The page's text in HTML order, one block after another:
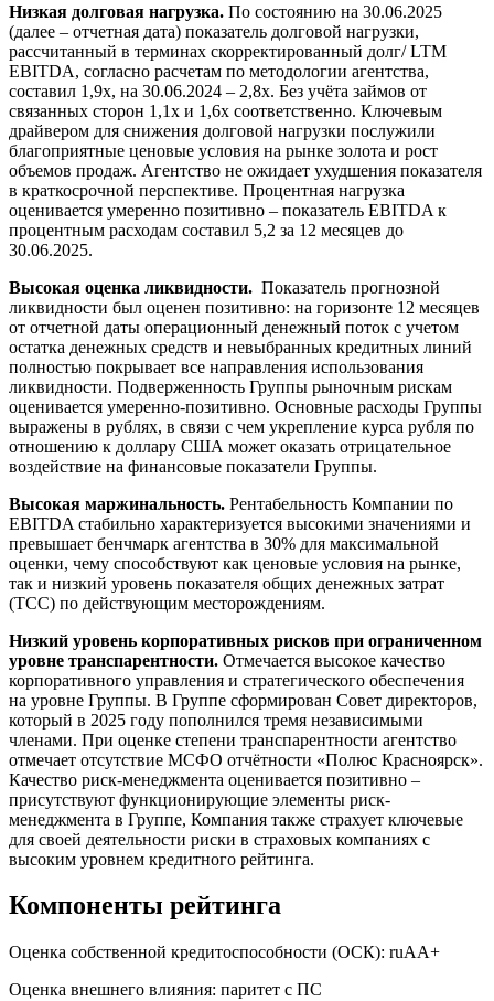
Низкая долговая нагрузка. По состоянию на 30.06.2025
(далее – отчетная дата) показатель долговой нагрузки,
рассчитанный в терминах скорректированный долг/ LTM
EBITDA, согласно расчетам по методологии агентства,
составил 1,9x, на 30.06.2024 – 2,8x. Без учёта займов от
связанных сторон 1,1x и 1,6x соответственно. Ключевым
драйвером для снижения долговой нагрузки послужили
благоприятные ценовые условия на рынке золота и рост
объемов продаж. Агентство не ожидает ухудшения показателя
в краткосрочной перспективе. Процентная нагрузка
оценивается умеренно позитивно – показатель EBITDA к
процентным расходам составил 5,2 за 12 месяцев до
30.06.2025.
Высокая оценка ликвидности. Показатель прогнозной
ликвидности был оценен позитивно: на горизонте 12 месяцев
от отчетной даты операционный денежный поток с учетом
остатка денежных средств и невыбранных кредитных линий
полностью покрывает все направления использования
ликвидности. Подверженность Группы рыночным рискам
оценивается умеренно-позитивно. Основные расходы Группы
выражены в рублях, в связи с чем укрепление курса рубля по
отношению к доллару США может оказать отрицательное
воздействие на финансовые показатели Группы.
Высокая маржинальность. Рентабельность Компании по
EBITDA стабильно характеризуется высокими значениями и
превышает бенчмарк агентства в 30% для максимальной
оценки, чему способствуют как ценовые условия на рынке,
так и низкий уровень показателя общих денежных затрат
(TCC) по действующим месторождениям.
Низкий уровень корпоративных рисков при ограниченном
уровне транспарентности. Отмечается высокое качество
корпоративного управления и стратегического обеспечения
на уровне Группы. В Группе сформирован Совет директоров,
который в 2025 году пополнился тремя независимыми
членами. При оценке степени транспарентности агентство
отмечает отсутствие МСФО отчётности «Полюс Красноярск».
Качество риск-менеджмента оценивается позитивно –
присутствуют функционирующие элементы риск-
менеджмента в Группе, Компания также страхует ключевые
для своей деятельности риски в страховых компаниях с
высоким уровнем кредитного рейтинга.
Компоненты рейтинга
Оценка собственной кредитоспособности (ОСК): ruAA+
Оценка внешнего влияния: паритет с ПС